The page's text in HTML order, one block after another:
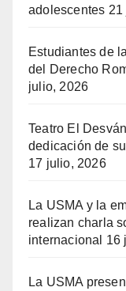
adolescentes 21
Estudiantes de
del Derecho
julio, 2026
Teatro El
dedicación de
17 julio, 2026
La USMA y la
realizan charla
internacional
16
La USMA